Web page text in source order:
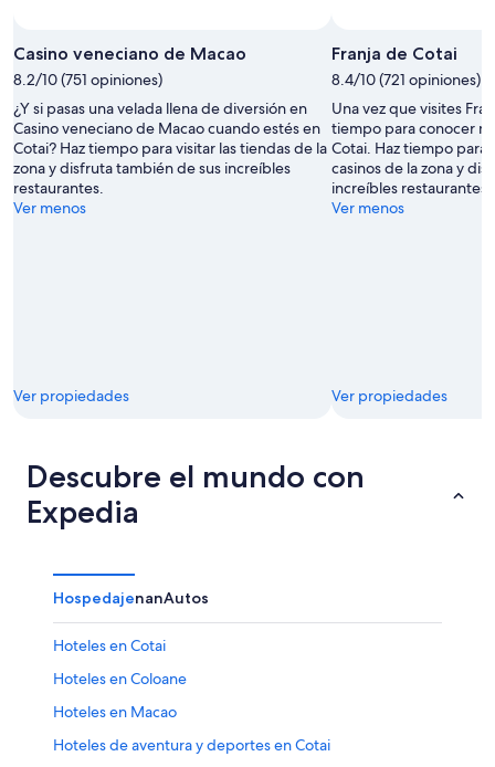
Casino veneciano de Macao
8.2/10 (751 opiniones)
¿Y si pasas una velada llena de diversión en
Casino veneciano de Macao cuando estés en
Cotai? Haz tiempo para visitar las tiendas de la
zona y disfruta también de sus increíbles
restaurantes.
Ver menos
Ver propiedades
Franja de Cotai
8.4/10 (721 opiniones)
Una vez que visites
tiempo para conocer
Cotai. Haz tiempo para
casinos de la zona y
increíbles restaurantes.
Ver menos
Ver propiedades
Descubre el mundo con
Expedia
HospedajenanAutos
Hoteles en Cotai
Hoteles en Coloane
Hoteles en Macao
Hoteles de aventura y deportes en Cotai